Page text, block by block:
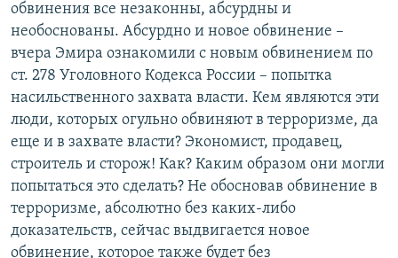
обвинения все незаконны, абсурдны и
необоснованы. Абсурдно и новое обвинение –
вчера Эмира ознакомили с новым обвинением по
ст. 278 Уголовного Кодекса России – попытка
насильственного захвата власти. Кем являются эти
люди, которых огульно обвиняют в терроризме, да
еще и в захвате власти? Экономист, продавец,
строитель и сторож! Как? Каким образом они могли
попытаться это сделать? Не обосновав обвинение в
терроризме, абсолютно без каких-либо
доказательств, сейчас выдвигается новое
обвинение, которое также будет без